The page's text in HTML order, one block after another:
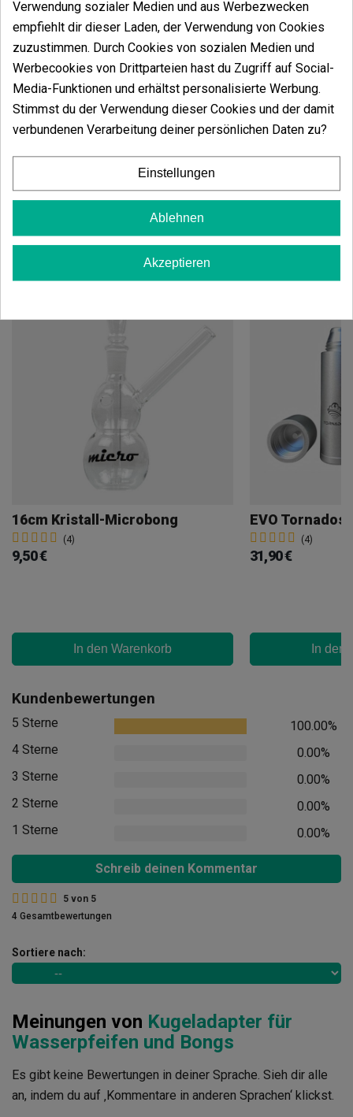
zu verwenden, wenn sie nicht stabil ist, da sie sich
bewegen oder brechen könnte.
Kann er als Ersatzteil verwendet werden?
Ja, er kann als Ersatzteil verwendet werden, wenn die
Originalkupplung gebrochen, verloren gegangen oder
beschädigt ist, vorausgesetzt, der Verbindungstyp,
der Durchmesser und die benötigte Länge stimmen
überein.
Vielleicht gefällt Ihnen auch
16cm Kristall-Microbong
(4)
9,50 €
In den Warenkorb
EVO
(4)
31,90 €
In den
Kundenbewertungen
5 Sterne
100.00%
4 Sterne
0.00%
3 Sterne
0.00%
2 Sterne
0.00%
1 Sterne
0.00%
Schreib deinen Kommentar
5 von 5
4 Gesamtbewertungen
Sortiere nach:
Meinungen von Kugeladapter für
Wasserpfeifen und Bongs
Es gibt keine Bewertungen in deiner Sprache. Sieh dir alle
an, indem du auf ‚Kommentare in anderen Sprachen‘ klickst.
Verwendung sozialer Medien und aus Werbezwecken
empfiehlt dir dieser Laden, der Verwendung von Cookies
zuzustimmen. Durch Cookies von sozialen Medien und
Werbecookies von Drittparteien hast du Zugriff auf Social-
Media-Funktionen und erhältst personalisierte Werbung.
Stimmst du der Verwendung dieser Cookies und der damit
verbundenen Verarbeitung deiner persönlichen Daten zu?
Einstellungen
Ablehnen
Akzeptieren